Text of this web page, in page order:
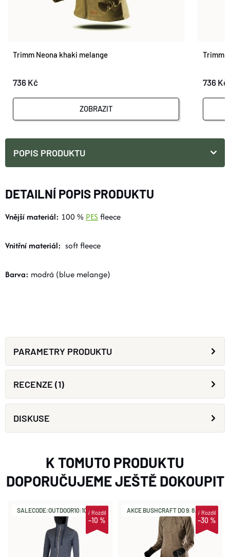
Trimm Neona khaki melange
736 Kč
ZOBRAZIT
Trimm
736 Kč
POPIS PRODUKTU
DETAILNÍ POPIS PRODUKTU
Vnější materiál: 100 % PES fleece
Vnitřní materiál: soft fleece
Barva: modrá (blue melange)
PARAMETRY PRODUKTU
RECENZE (1)
DISKUSE
K TOMUTO PRODUKTU
DOPORUČUJEME JEŠTĚ DOKOUPIT
SALECODE:OUTDOOR10:10:%
–10 %
iRozdíl AKCE BUSHCRAFT DO 9. 8.
–30 %
iRozdíl